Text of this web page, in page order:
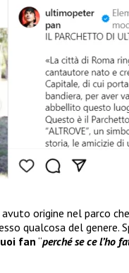
origine nel parco
qualcosa del genere.
fan “perché se ce l’ho